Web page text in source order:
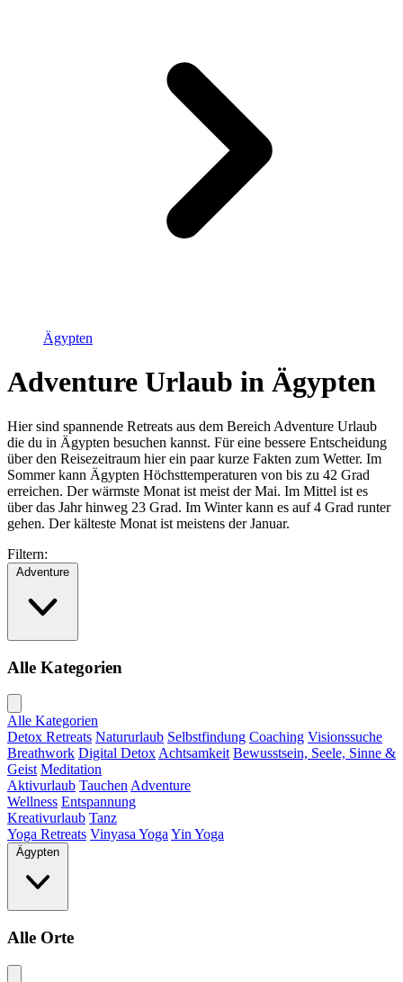
Ägypten
Adventure Urlaub in Ägypten
Hier sind spannende Retreats aus dem Bereich Adventure Urlaub
die du in Ägypten besuchen kannst. Für eine bessere Entscheidung
über den Reisezeitraum hier ein paar kurze Fakten zum Wetter. Im
Sommer kann Ägypten Höchsttemperaturen von bis zu 42 Grad
erreichen. Der wärmste Monat ist meist der Mai. Im Mittel ist es
über das Jahr hinweg 23 Grad. Im Winter kann es auf 4 Grad runter
gehen. Der kälteste Monat ist meistens der Januar.
Filtern:
Adventure
Alle Kategorien
Alle Kategorien
Detox Retreats Natururlaub Selbstfindung Coaching Visionssuche
Breathwork Digital Detox Achtsamkeit Bewusstsein, Seele, Sinne &
Geist Meditation
Aktivurlaub Tauchen Adventure
Wellness Entspannung
Kreativurlaub Tanz
Yoga Retreats Vinyasa Yoga Yin Yoga
Ägypten
Alle Orte